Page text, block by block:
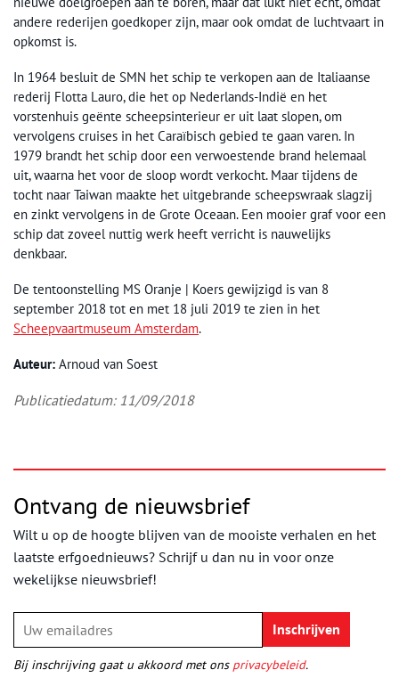
andere rederijen goedkoper zijn, maar ook omdat de luchtvaart in
opkomst is.
In 1964 besluit de SMN het schip te verkopen aan de Italiaanse
rederij Flotta Lauro, die het op Nederlands-Indië en het
vorstenhuis geënte scheepsinterieur er uit laat slopen, om
vervolgens cruises in het Caraïbisch gebied te gaan varen. In
1979 brandt het schip door een verwoestende brand helemaal
uit, waarna het voor de sloop wordt verkocht. Maar tijdens de
tocht naar Taiwan maakte het uitgebrande scheepswraak slagzij
en zinkt vervolgens in de Grote Oceaan. Een mooier graf voor een
schip dat zoveel nuttig werk heeft verricht is nauwelijks
denkbaar.
De tentoonstelling MS Oranje | Koers gewijzigd is van 8
september 2018 tot en met 18 juli 2019 te zien in het
Scheepvaartmuseum Amsterdam.
Auteur: Arnoud van Soest
Publicatiedatum: 11/09/2018
Ontvang de nieuwsbrief
Wilt u op de hoogte blijven van de mooiste verhalen en het
laatste erfgoednieuws? Schrijf u dan nu in voor onze
wekelijkse nieuwsbrief!
Bij inschrijving gaat u akkoord met ons privacybeleid.